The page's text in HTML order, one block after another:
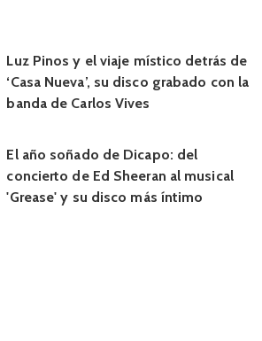
Luz Pinos y el viaje místico detrás de
‘Casa Nueva’, su disco grabado con la
banda de Carlos Vives
El año soñado de Dicapo: del
concierto de Ed Sheeran al musical
'Grease' y su disco más íntimo